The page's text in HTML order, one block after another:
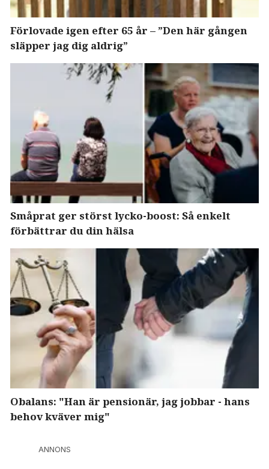
Förlovade igen efter 65 år – ”Den här gången
släpper jag dig aldrig”
Småprat ger störst lycko-boost: Så enkelt
förbättrar du din hälsa
Obalans: "Han är pensionär, jag jobbar - hans
behov kväver mig"
ANNONS